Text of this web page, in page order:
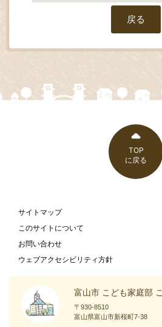
戻る
TOP
に戻る
サイトマップ
このサイトについて
お問い合わせ
ウェブアクセシビリティ方針
富山市 こども家庭部
〒930-8510
富山県富山市新桜町7-38